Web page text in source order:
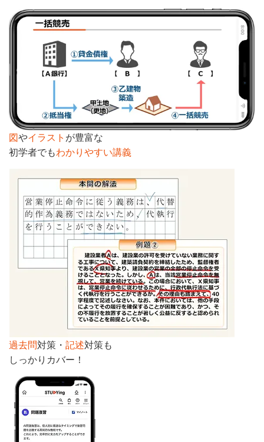
図やイラスト が豊富な
初学者でもわかりやすい講義
過去問対策・ 記述対策も
しっかりカバー！